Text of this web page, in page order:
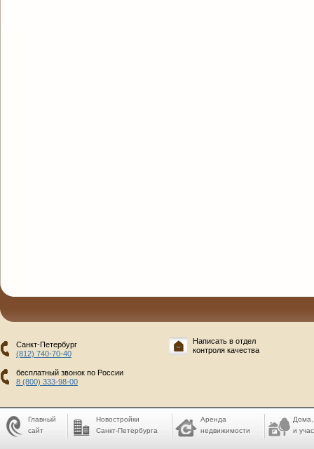
Санкт-Петербург
(812) 740-70-40
бесплатный звонок по России
8 (800) 333-98-00
Написать в отдел
контроля качества
Главный
сайт
Новостройки
Санкт-Петербурга
Аренда
недвижимости
Дома,
и